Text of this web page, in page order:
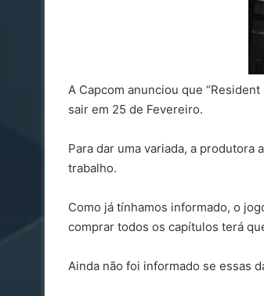
A Capcom anunciou que
sair em 25 de Fevereiro.
Para dar uma variada, a
trabalho.
Como já tínhamos informado, o
comprar todos os capítulos terá
Ainda não foi informado se essas